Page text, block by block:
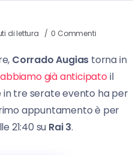
di lettura 0 Commenti
Corrado Augias torna in
già anticipatoil
tre serate evento ha per
appuntamento è per
21:40 su Rai 3.